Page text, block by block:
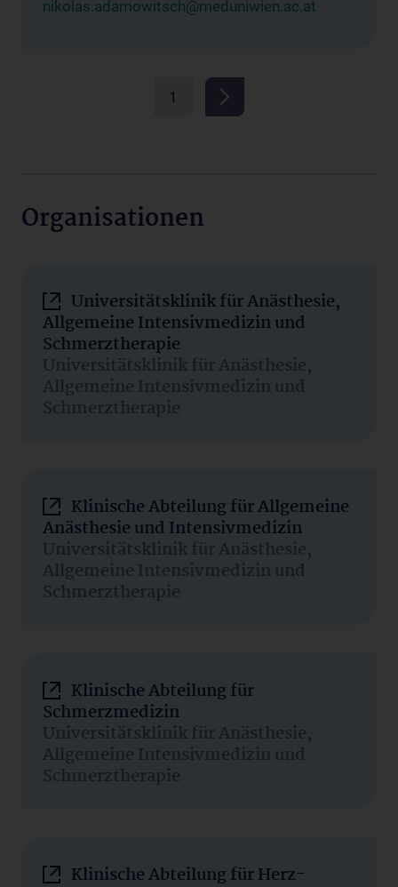
nikolas.adamowitsch@meduniwien.ac.at
1
Organisationen
Universitätsklinik für Anästhesie,
Allgemeine Intensivmedizin und
Schmerztherapie
Universitätsklinik für Anästhesie,
Allgemeine Intensivmedizin und
Schmerztherapie
Klinische Abteilung für Allgemeine
Anästhesie und Intensivmedizin
Universitätsklinik für Anästhesie,
Allgemeine Intensivmedizin und
Schmerztherapie
Klinische Abteilung für
Schmerzmedizin
Universitätsklinik für Anästhesie,
Allgemeine Intensivmedizin und
Schmerztherapie
Klinische Abteilung für Herz-